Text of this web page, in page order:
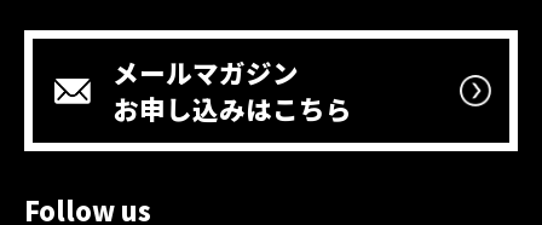
メールマガジン
お申し込みはこちら
Follow us